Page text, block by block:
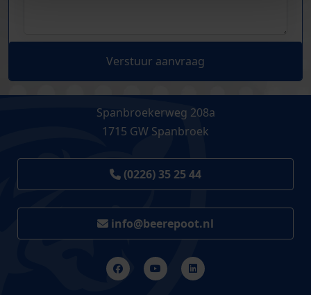
Verstuur aanvraag
Spanbroekerweg 208a
1715 GW Spanbroek
(0226) 35 25 44
info@beerepoot.nl